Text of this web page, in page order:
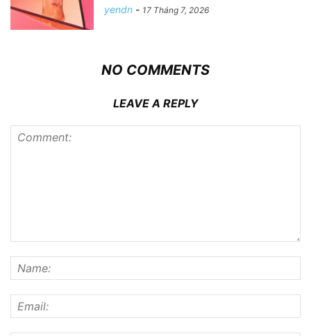
yendn - 17 Tháng 7, 2026
NO COMMENTS
LEAVE A REPLY